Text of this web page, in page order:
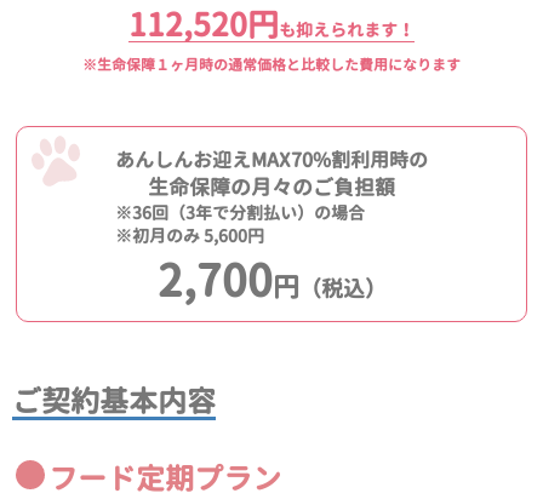
112,520円も抑えられます！
※生命保障１ヶ月時の通常価格と比較した費用になります
あんしんお迎えMAX70%割利用時の
生命保障の月々のご負担額
※36回（3年で分割払い）の場合
※初月のみ 5,600円
2,700円 （税込）
ご契約基本内容
フード定期プラン